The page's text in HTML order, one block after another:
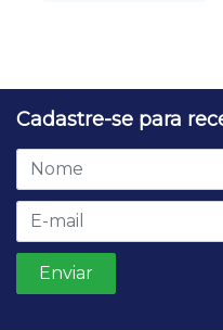
Cadastre-se para